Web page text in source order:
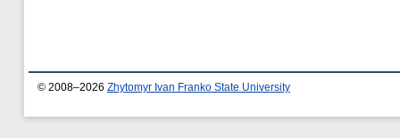
© 2008–2026 Zhytomyr Ivan Franko State University